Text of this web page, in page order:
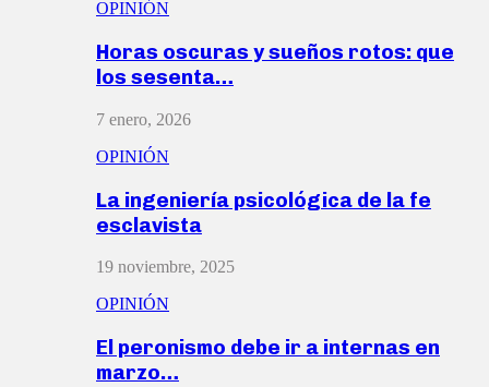
OPINIÓN
Horas oscuras y sueños rotos: que
los sesenta…
7 enero, 2026
OPINIÓN
La ingeniería psicológica de la fe
esclavista
19 noviembre, 2025
OPINIÓN
El peronismo debe ir a internas en
marzo…